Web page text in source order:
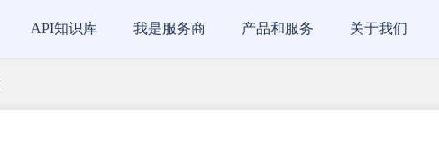
API知识库 我是服务商 产品和服务 关于我们